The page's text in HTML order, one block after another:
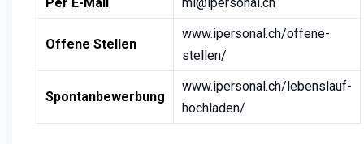
Offene Stellen
www.ipersonal.ch/offene-
stellen/
Spontanbewerbung
www.ipersonal.ch/lebenslauf-
hochladen/